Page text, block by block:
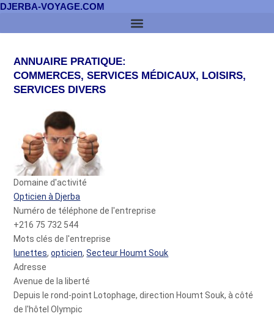
DJERBA-VOYAGE.COM
ANNUAIRE PRATIQUE:
COMMERCES, SERVICES MÉDICAUX, LOISIRS,
SERVICES DIVERS
Domaine d'activité
Opticien à Djerba
Numéro de téléphone de l'entreprise
+216 75 732 544
Mots clés de l'entreprise
lunettes,opticien,Secteur Houmt Souk
Adresse
Avenue de la liberté
Depuis le rond-point Lotophage, direction Houmt Souk, à côté
de l'hôtel Olympic